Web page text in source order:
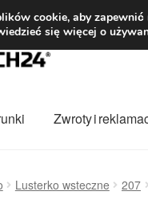
DOSTAWA od 31 zł
Zwroty i
Lusterko wsteczne 207
cookie, aby
się więcej o